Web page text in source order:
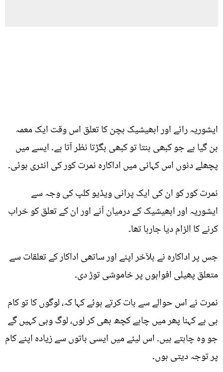
ایشوریہ رائے اور ابھیشیک بچن کا تعلق اس وقت ایک معمہ
بن گیا ہے جو کبھی بنتا تو کبھی بگڑتا نظر آتا ہے۔ ایسے میں
پچھلے دنوں اس کہانی میں اداکارہ نمرت کور کی انٹری ہوئی۔
نمرت کور کو ان کی ایک پرانی ویڈیو کلپ کی وجہ سے
ایشوریہ اور ابھیشیک کے درمیان آنے اور ان کے تعلق کو خراب
کرنے کا الزام دیا جارہا تھا۔
جس پر اداکارہ نے بلآخر اپنے اور ساتھی اداکار کے تعلقات سے
متعلق پھیلی افواہوں پر خاموشی توڑ دی۔
نمرت نے اس حوالے سے بات کرتے ہوئے کہا کہ، لوگوں کا تو کام
ہی ہے کہنا پھر میں چاہے کچھ بھی کر لوں، لوگ وہی کہیں گے
جو وہ چاہتے ہیں۔ اس لیئے میں ایسی باتوں سے زیادہ اپنے کام
پر توجہ دیتی ہوں۔